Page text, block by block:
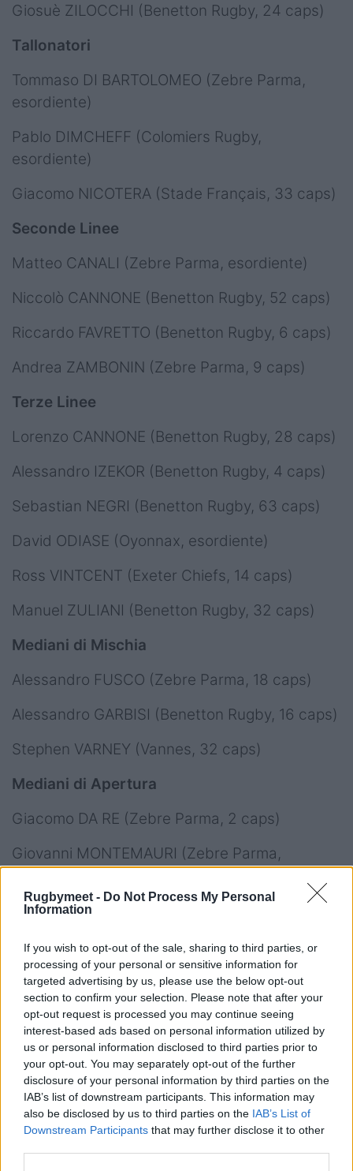
Rugbymeet - Do Not Process My Personal
Information
If you wish to opt-out of the sale, sharing to third parties, or
processing of your personal or sensitive information for
targeted advertising by us, please use the below opt-out
section to confirm your selection. Please note that after your
opt-out request is processed you may continue seeing
interest-based ads based on personal information utilized by
us or personal information disclosed to third parties prior to
your opt-out. You may separately opt-out of the further
disclosure of your personal information by third parties on the
IAB’s list of downstream participants. This information may
also be disclosed by us to third parties on the IAB’s List of
Downstream Participants that may further disclose it to other
Giosuè ZILOCCHI (Benetton Rugby, 24 caps)
Tallonatori
Tommaso DI BARTOLOMEO (Zebre Parma,
esordiente)
Pablo DIMCHEFF (Colomiers Rugby,
esordiente)
Giacomo NICOTERA (Stade Français, 33 caps)
Seconde Linee
Matteo CANALI (Zebre Parma, esordiente)
Niccolò CANNONE (Benetton Rugby, 52 caps)
Riccardo FAVRETTO (Benetton Rugby, 6 caps)
Andrea ZAMBONIN (Zebre Parma, 9 caps)
Terze Linee
Lorenzo CANNONE (Benetton Rugby, 28 caps)
Alessandro IZEKOR (Benetton Rugby, 4 caps)
Sebastian NEGRI (Benetton Rugby, 63 caps)
David ODIASE (Oyonnax, esordiente)
Ross VINTCENT (Exeter Chiefs, 14 caps)
Manuel ZULIANI (Benetton Rugby, 32 caps)
Mediani di Mischia
Alessandro FUSCO (Zebre Parma, 18 caps)
Alessandro GARBISI (Benetton Rugby, 16 caps)
Stephen VARNEY (Vannes, 32 caps)
Mediani di Apertura
Giacomo DA RE (Zebre Parma, 2 caps)
Giovanni MONTEMAURI (Zebre Parma,
Centri
Giulio BERTACCINI (Valorugby Emilia, 1 cap)
Leonardo MARIN (Benetton Rugby, 14 caps)
Tommaso MENONCELLO (Benetton Rugby, 28
caps)
Federico MORI (Bayonne, 17 caps)
Marco ZANON (Benetton Rugby, 17 caps)